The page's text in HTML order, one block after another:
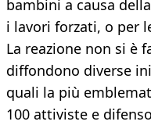
bambini a causa
i lavori forzati, o per
La reazione non si è
diffondono diverse
quali la più
100 attiviste e